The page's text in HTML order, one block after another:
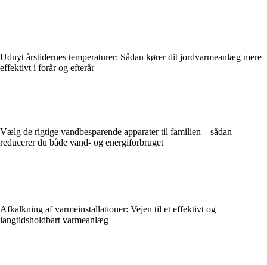
Udnyt årstidernes temperaturer: Sådan kører dit jordvarmeanlæg mere
effektivt i forår og efterår
Vælg de rigtige vandbesparende apparater til familien – sådan
reducerer du både vand- og energiforbruget
Afkalkning af varmeinstallationer: Vejen til et effektivt og
langtidsholdbart varmeanlæg